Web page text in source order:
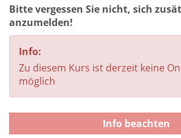
Bitte vergessen Sie nicht, sich
anzumelden!
Info:
Zu diesem Kurs ist derzeit keine
möglich
Info beachten